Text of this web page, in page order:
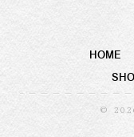
HOME
©